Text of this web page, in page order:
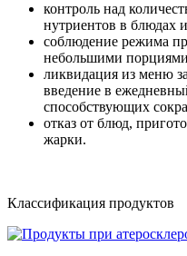
контроль над
нутриентов в блюдах
соблюдение режима
небольшими
ликвидация из меню
введение в
способствующих
отказ от блюд,
жарки.
Классификация продуктов